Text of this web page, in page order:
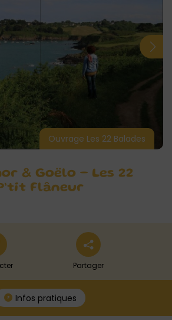
& Goëlo – Les 22
Flâneur
Ouvrage Les 22 Balades
Partager
Infos pratiques